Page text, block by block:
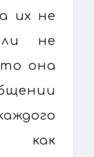
их не
не
она
как